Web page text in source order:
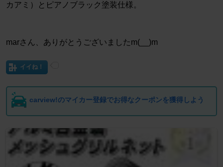
カアミ）とピアノブラック塗装仕様。
marさん、ありがとうございましたm(__)m
イイね！
carview!のマイカー登録でお得なクーポンを獲得しよう